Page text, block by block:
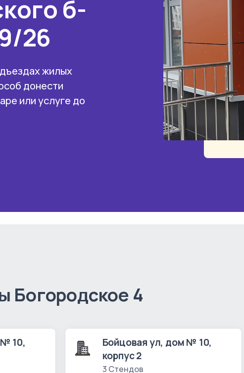
б-
26
жилых
донести
или услуге до
Богородское 4
10,
Бойцовая ул, дом № 10,
корпус 2
3 Стендов